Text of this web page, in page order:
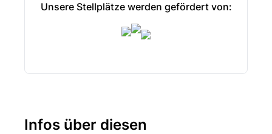
Unsere Stellplätze werden gefördert von:
Infos über diesen